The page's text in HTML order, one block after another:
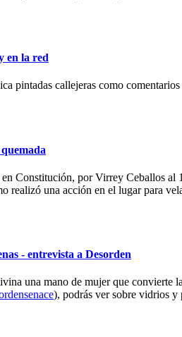
en la red
pintadas callejeras como
Constitución, por Virrey Ceballos al
realizó una acción en el lugar para
- entrevista a Desorden
una mano de mujer que
), podrás ver sobre vidrios y